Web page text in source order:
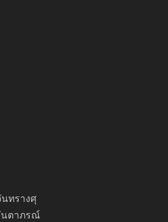
นทรางศุ
นตาภรณ์